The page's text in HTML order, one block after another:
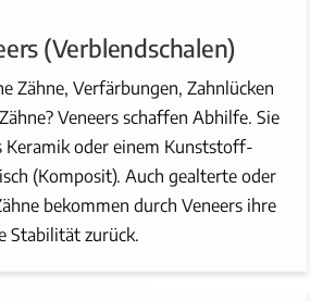
(Verblendschalen)
Zähne, Verfärbungen, Zahnlücken
Veneers schaffen Abhilfe. Sie
Keramik oder einem Kunststoff-
(Komposit). Auch gealterte oder
bekommen durch Veneers ihre
Stabilität zurück.